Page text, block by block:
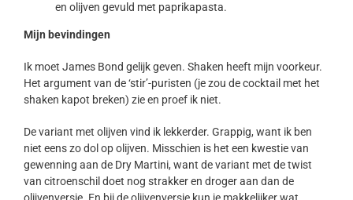
en olijven gevuld met paprikapasta.
Mijn bevindingen
Ik moet James Bond gelijk geven. Shaken heeft mijn voorkeur.
Het argument van de ‘stir’-puristen (je zou de cocktail met het
shaken kapot breken) zie en proef ik niet.
De variant met olijven vind ik lekkerder. Grappig, want ik ben
niet eens zo dol op olijven. Misschien is het een kwestie van
gewenning aan de Dry Martini, want de variant met de twist
van citroenschil doet nog strakker en droger aan dan de